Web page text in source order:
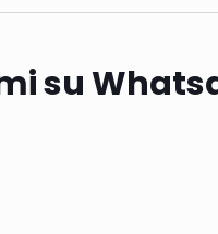
su